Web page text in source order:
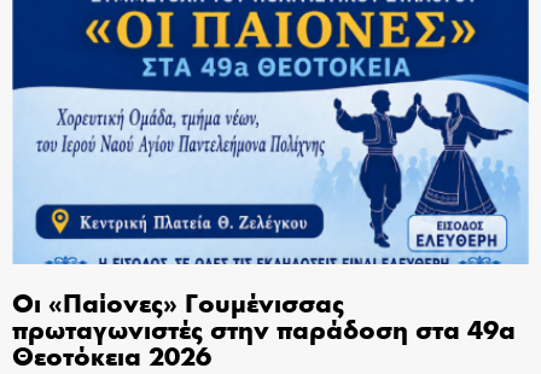
Οι «Παίονες» Γουμένισσας
πρωταγωνιστές στην παράδοση στα 49α
Θεοτόκεια 2026